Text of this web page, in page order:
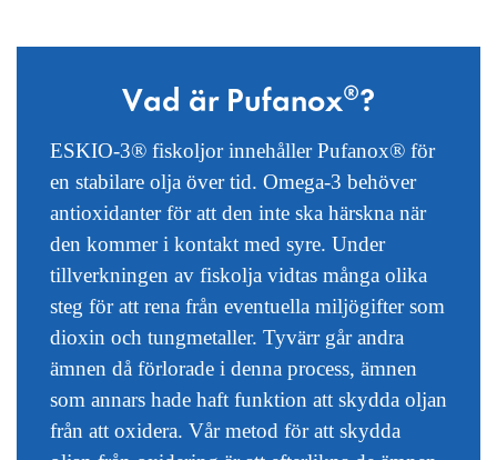
Vad är Pufanox®?
ESKIO-3® fiskoljor innehållerPufanox® för
en stabilare olja över tid. Omega-3 behöver
antioxidanter för att den inte ska härskna när
den kommer i kontakt med syre. Under
tillverkningen av fiskolja vidtas många olika
steg för att rena från eventuella miljögifter som
dioxin och tungmetaller. Tyvärr går andra
ämnen då förlorade i denna process, ämnen
som annars hade haft funktion att skydda oljan
från att oxidera. Vår metod för att skydda